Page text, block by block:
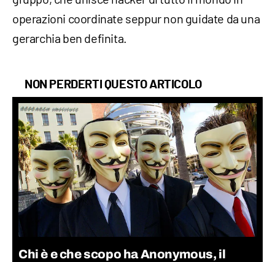
operazioni coordinate seppur non guidate da una
gerarchia ben definita.
NON PERDERTI QUESTO ARTICOLO
Chi è e che scopo ha Anonymous, il